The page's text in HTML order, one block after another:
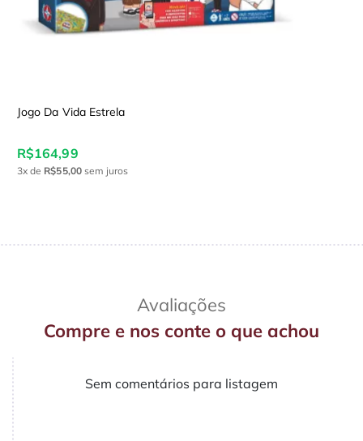
Jogo Da Vida Estrela
R$164,99
3x de R$55,00sem juros
Avaliações
Compre e nos conte o que achou
Sem comentários para listagem